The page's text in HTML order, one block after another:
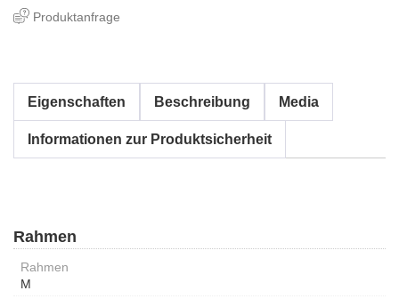
Produktanfrage
Eigenschaften Beschreibung Media
Informationen zur Produktsicherheit
Rahmen
Rahmen
M